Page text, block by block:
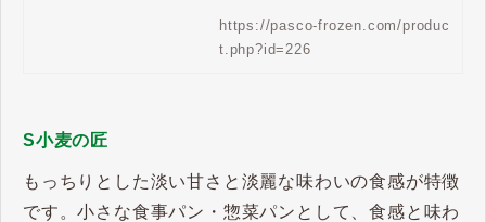
頂けます。
https://pasco-frozen.com/produc
t.php?id=226
S小麦の匠
もっちりとした淡い甘さと淡麗な味わいの食感が特徴
です。小さな食事パン・惣菜パンとして、食感と味わ